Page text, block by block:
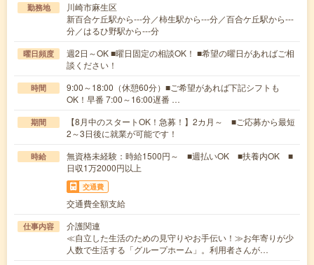
勤務地
川崎市麻生区
新百合ケ丘駅から---分／柿生駅から---分／百合ケ丘駅から---
分／はるひ野駅から---分
曜日頻度
週2日～OK ■曜日固定の相談OK！ ■希望の曜日があればご相
談ください！
時間
9:00～18:00（休憩60分）■ご希望があれば下記シフトも
OK！早番 7:00～16:00遅番 …
期間
【8月中のスタートOK！急募！】2カ月～ ■ご応募から最短
2～3日後に就業が可能です！
時給
無資格未経験：時給1500円～ ■週払いOK ■扶養内OK ■
日収1万2000円以上
交通費
交通費全額支給
仕事内容
介護関連
≪自立した生活のための見守りやお手伝い！≫お年寄りが少
人数で生活する「グループホーム」。利用者さんが…